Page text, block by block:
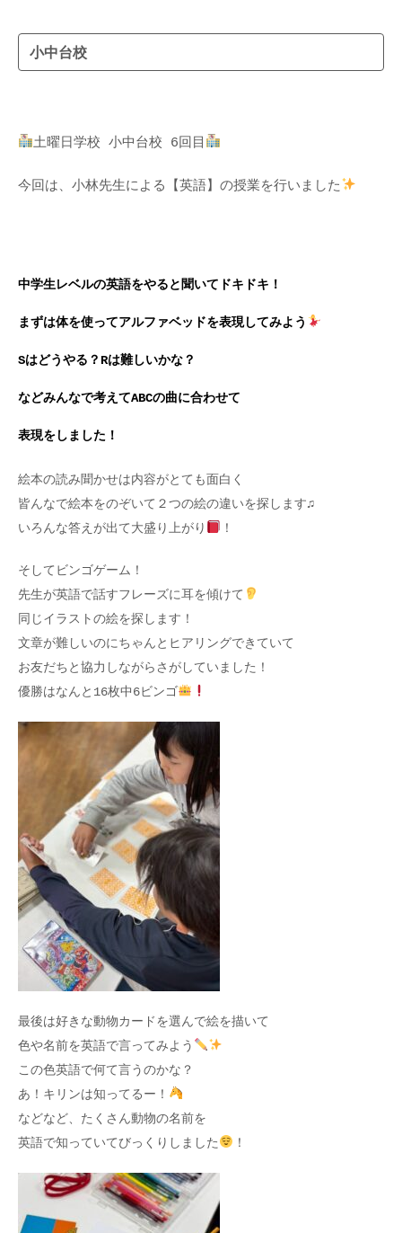
小中台校
土曜日学校 小中台校 6回目
今回は、小林先生による 【英語】の授業を行いました
中学生レベルの英語をやると聞いてドキドキ！
まずは体を使ってアルファベッドを表現してみよう
Sはどうやる？Rは難しいかな？
などみんなで考えてABCの曲に合わせて
表現をしました！
絵本の読み聞かせは内容がとても面白く
皆んなで絵本をのぞいて２つの絵の違いを探します♫
いろんな答えが出て大盛り上がり
！
そしてビンゴゲーム！
先生が英語で話すフレーズに耳を傾けて
同じイラストの絵を探します！
文章が難しいのにちゃんとヒアリングできていて
お友だちと協力しながらさがしていました！
優勝はなんと16枚中6ビンゴ
最後は好きな動物カードを選んで絵を描いて
色や名前を英語で言ってみよう
この色英語で何て言うのかな？
あ！キリンは知ってるー！
などなど、たくさん動物の名前を
英語で知っていてびっくりしました
！